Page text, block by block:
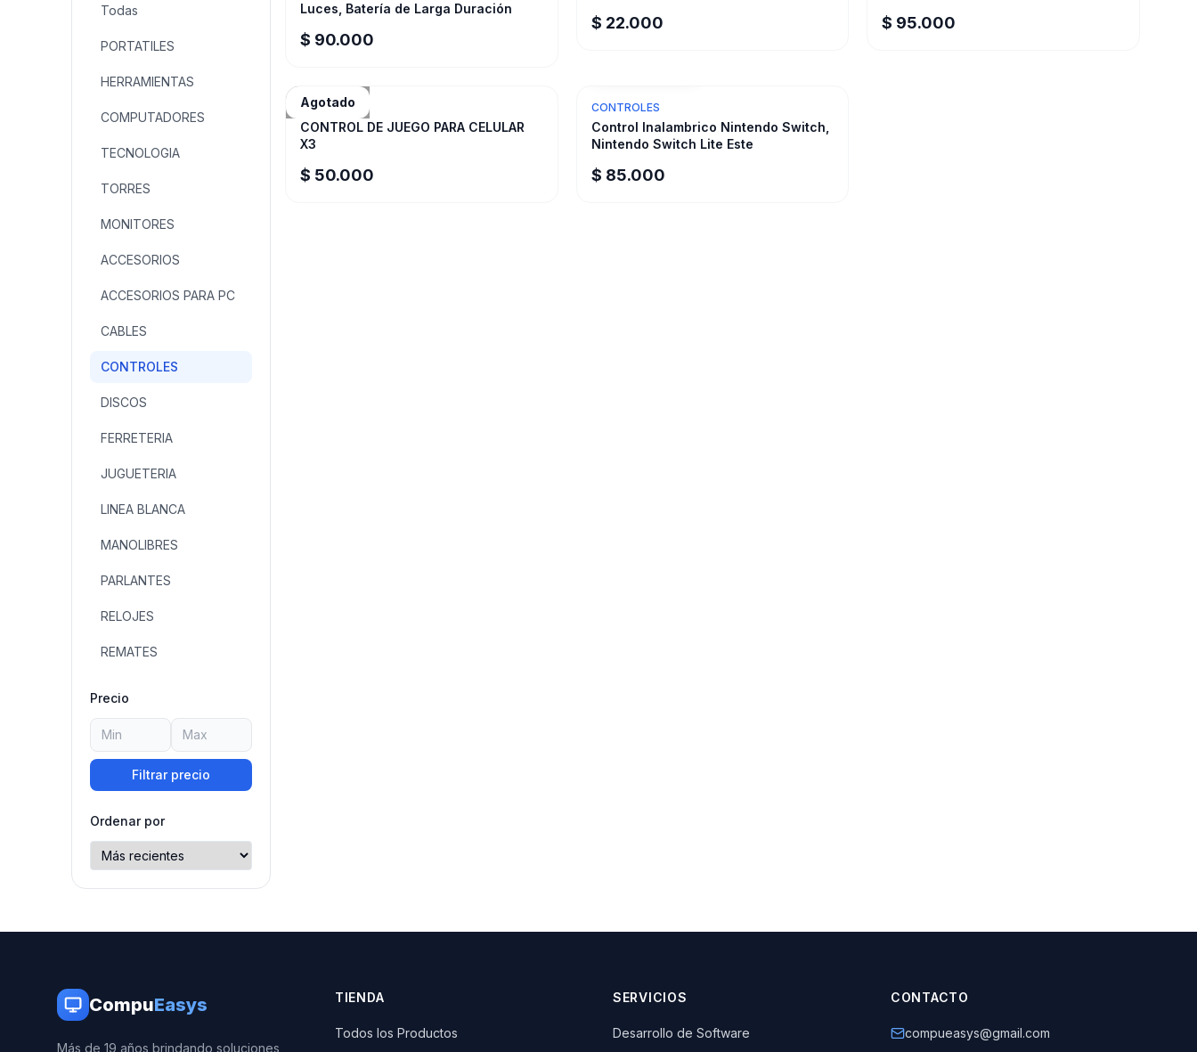
Todas
PORTATILES
HERRAMIENTAS
COMPUTADORES
TECNOLOGIA
TORRES
MONITORES
ACCESORIOS
ACCESORIOS PARA PC
CABLES
CONTROLES
DISCOS
FERRETERIA
JUGUETERIA
LINEA BLANCA
MANOLIBRES
PARLANTES
RELOJES
REMATES
Precio
Filtrar precio
Ordenar por
Luces, Batería de Larga Duración
$ 90.000
$ 22.000 $ 95.000
Agotado
CONTROLES
CONTROL DE JUEGO PARA CELULAR
X3
$ 50.000
CONTROLES
Control Inalambrico Nintendo Switch,
Nintendo Switch Lite Este
$ 85.000
CompuEasys
Más de 19 años brindando soluciones
TIENDA
Todos los Productos
SERVICIOS
Desarrollo de Software
CONTACTO
compueasys@gmail.com